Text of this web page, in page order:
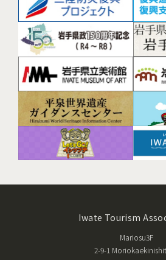
Iwate Tourism
Mariosu3F
2-9-1